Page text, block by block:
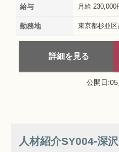
給与 月給 230,000
勤務地 東京都杉並
詳細を見る
公開日
人材紹介SY004‐深